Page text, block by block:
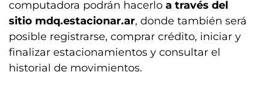
computadora podrán hacerlo a través del
sitio mdq.estacionar.ar, donde también será
posible registrarse, comprar crédito, iniciar y
finalizar estacionamientos y consultar el
historial de movimientos.